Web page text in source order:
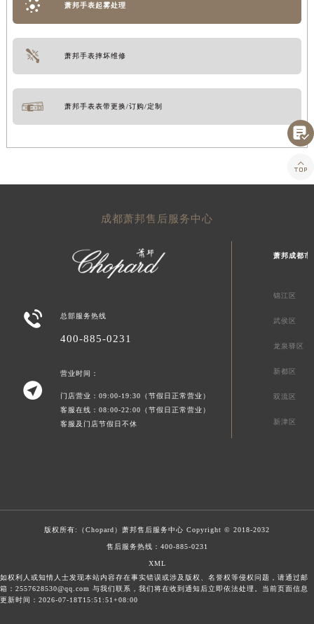
萧邦手表起雾处理
萧邦手表摔坏维修
萧邦手表表带更换/订购/定制
成都萧邦售后服务中心
 总部服务热线
400-885-0231

营业时间：
门店营业：09:00-19:30（节假日正常营业）
客服在线：08:00-22:00（节假日正常营业）
客服及门店节假日不休
萧邦成都市
锦江区
武侯区
龙泉驿区
新都区
双流区
新津区
版权所有:（Chopard） 萧邦售后服务中心 Copyright © 2018-2032
售后服务热线： 400-885-0231
XML
如权利人或知情人士发现本站内容存在事实错误或涉及版权、名誉权等侵权问题，请通过邮
箱：2557628530@qq.com 与我们联系，我们将在收到通知后立即依法处理。当前页面信息
更新时间：2026-07-18T15:51:51+08:00

